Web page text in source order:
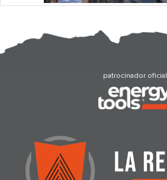
patrocinador oficial